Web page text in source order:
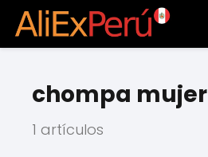
chompa mujer
1 artículos